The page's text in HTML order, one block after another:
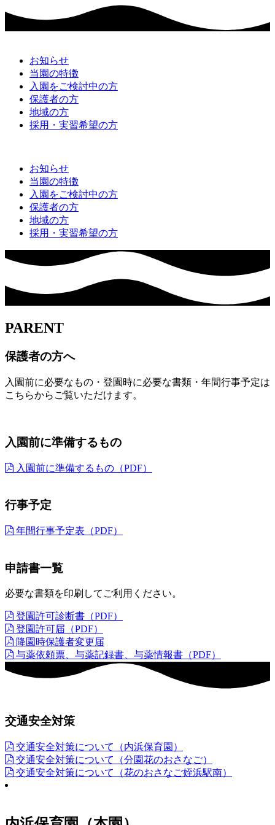
お知らせ
当園の特徴
入園をご検討中の方
保護者の方
地域の方
採用・実習希望の方
お知らせ
当園の特徴
入園をご検討中の方
保護者の方
地域の方
採用・実習希望の方
PARENT
保護者の方へ
入園前に必要なもの・登園時に必要な書類・年間行事予定は
こちらからご覧いただけます。
入園前に準備するもの
入園前に準備するもの（PDF）
行事予定
年間行事予定表（PDF）
申請書一覧
必要な書類を印刷してご利用ください。
登園許可診断書（PDF）
登園許可届（PDF）
降園時保護者変更届
与薬依頼票、与薬記録書、与薬情報書（PDF）
交通安全対策
交通安全対策について（内浜保育園）
交通安全対策について（分園花のおさなご）
交通安全対策について（花のおさなご姪浜駅南）